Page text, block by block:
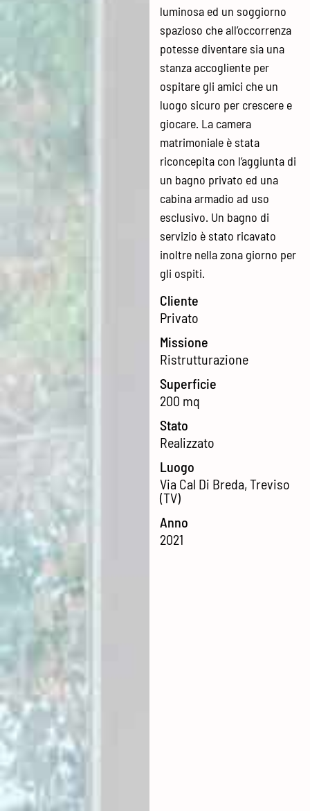
luminosa ed un soggiorno
spazioso che all’occorrenza
potesse diventare sia una
stanza accogliente per
ospitare gli amici che un
luogo sicuro per crescere e
giocare. La camera
matrimoniale è stata
riconcepita con l’aggiunta di
un bagno privato ed una
cabina armadio ad uso
esclusivo. Un bagno di
servizio è stato ricavato
inoltre nella zona giorno per
gli ospiti.
Cliente
Privato
Missione
Ristrutturazione
Superficie
200 mq
Stato
Realizzato
Luogo
Via Cal Di Breda, Treviso
(TV)
Anno
2021